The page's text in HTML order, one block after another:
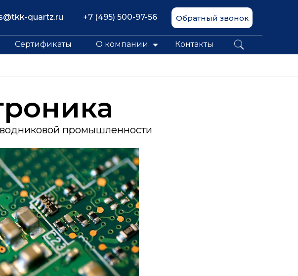
quartz.ru +7 (495) 500-97-56 Обратный звонок
О компании Контакты
Сертификаты
промышленности